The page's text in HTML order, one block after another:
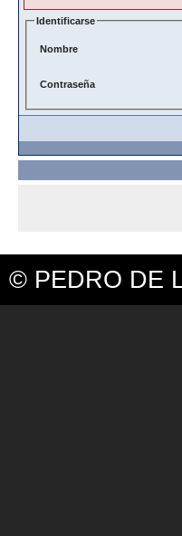
Identificarse
Nombre
Contraseña
© PEDRO DE